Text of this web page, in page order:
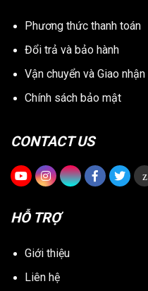
Phương thức thanh toán
Đổi trả và bảo hành
Vận chuyển và Giao nhận
Chính sách bảo mật
CONTACT US
z
HỖ TRỢ
Giới thiệu
Liên hệ